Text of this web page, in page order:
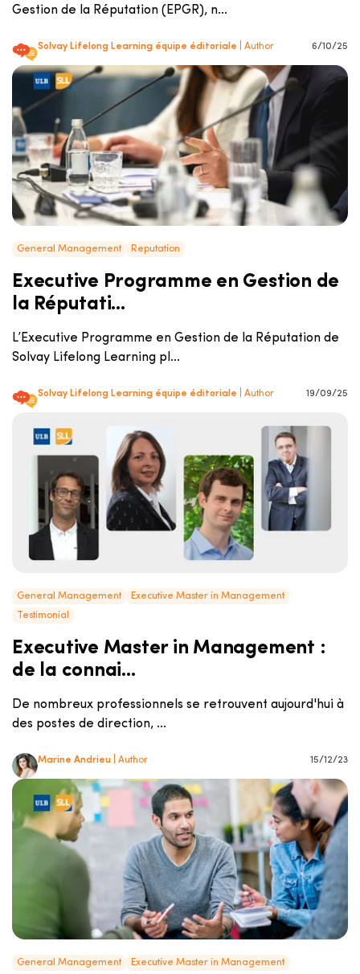
Gestion de la Réputation (EPGR), n...
Solvay Lifelong Learning équipe éditoriale | Author 6/10/25
General Management Reputation
Executive Programme en Gestion de
la Réputati...
L’Executive Programme en Gestion de la Réputation de
Solvay Lifelong Learning pl...
Solvay Lifelong Learning équipe éditoriale | Author 19/09/25
General Management
Executive Master in Management
Testimonial
Executive Master in Management :
de la connai...
De nombreux professionnels se retrouvent aujourd'hui à
des postes de direction, ...
Marine Andrieu | Author 15/12/23
General Management
Executive Master in Management